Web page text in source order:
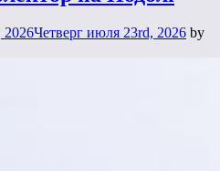
2026Четверг июля 23rd, 2026 by